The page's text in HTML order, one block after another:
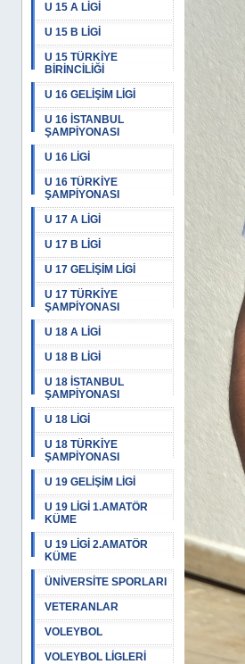
U 15 A LİGİ
U 15 B LİGİ
U 15 TÜRKİYE
BİRİNCİLİĞİ
U 16 GELİŞİM LİGİ
U 16 İSTANBUL
ŞAMPİYONASI
U 16 LİGİ
U 16 TÜRKİYE
ŞAMPİYONASI
U 17 A LİGİ
U 17 B LİGİ
U 17 GELİŞİM LİGİ
U 17 TÜRKİYE
ŞAMPİYONASI
U 18 A LİGİ
U 18 B LİGİ
U 18 İSTANBUL
ŞAMPİYONASI
U 18 LİGİ
U 18 TÜRKİYE
ŞAMPİYONASI
U 19 GELİŞİM LİGİ
U 19 LİGİ 1.AMATÖR
KÜME
U 19 LİGİ 2.AMATÖR
KÜME
ÜNİVERSİTE SPORLARI
VETERANLAR
VOLEYBOL
VOLEYBOL LİGLERİ